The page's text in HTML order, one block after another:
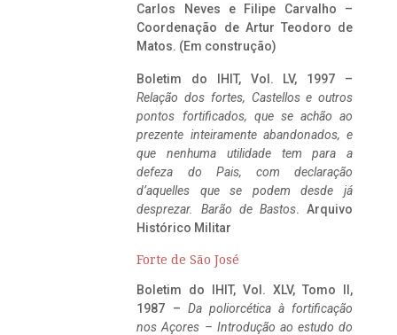
Carlos Neves e Filipe Carvalho –
Coordenação de Artur Teodoro de
Matos. (Em construção)
Boletim do IHIT, Vol. LV, 1997 –
Relação dos fortes, Castellos e outros
pontos fortificados, que se achão ao
prezente inteiramente abandonados, e
que nenhuma utilidade tem para a
defeza do Pais, com declaração
d’aquelles que se podem desde já
desprezar. Barão de Bastos. Arquivo
Histórico Militar
Forte de São José
Boletim do IHIT, Vol. XLV, Tomo II,
1987 – Da poliorcética à fortificação
nos Açores – Introdução ao estudo do